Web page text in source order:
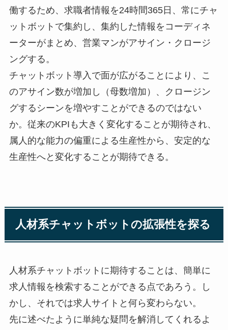
働するため、求職者情報を24時間365日、常にチャ
ットボットで集約し、集約した情報をコーディネ
ーターがまとめ、営業マンがアサイン・クロージ
ングする。
チャットボット導入で面が広がることにより、こ
のアサイン数が増加し（母数増加）、クロージン
グするシーンを増やすことができるのではない
か。従来のKPIも大きく変化することが期待され、
属人的な能力の偏重による生産性から、安定的な
生産性へと変化することが期待できる。
人材系チャットボットの拡張性を探る
人材系チャットボットに期待することは、簡単に
求人情報を検索することができる点であろう。し
かし、それでは求人サイトと何ら変わらない。
先に述べたように単純な疑問を解消してくれるよ